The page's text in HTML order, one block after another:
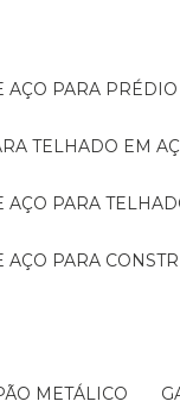
AÇO PARA PRÉDIO
TELHADO EM
AÇO PARA
AÇO PARA
METÁLICO